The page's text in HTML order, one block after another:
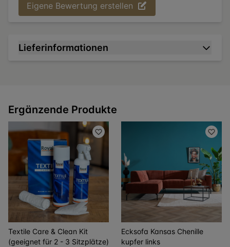
Eigene Bewertung erstellen
Lieferinformationen
Ergänzende Produkte
Textile Care & Clean Kit
(geeignet für 2 - 3 Sitzplätze)
Ecksofa Kansas Chenille
kupfer links